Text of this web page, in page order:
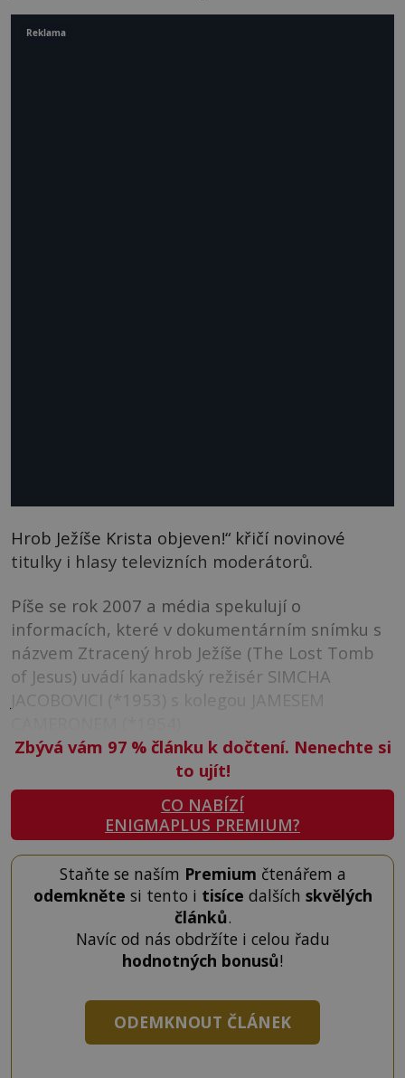
Hrob Ježíše Krista objeven!“ křičí novinové
titulky i hlasy televizních moderátorů.
Píše se rok 2007 a média spekulují o
informacích, které v dokumentárním snímku s
názvem Ztracený hrob Ježíše (The Lost Tomb
of Jesus) uvádí kanadský režisér SIMCHA
JACOBOVICI (*1953) s kolegou JAMESEM
Zbývá vám 97 %článku k dočtení. Nenechte si
to ujít!
CO NABÍZÍ
ENIGMAPLUS PREMIUM?
Staňte se naším Premium čtenářem a
odemkněte si tento i tisíce dalších skvělých
článků.
Navíc od nás obdržíte i celou řadu
hodnotných bonusů!
ODEMKNOUT ČLÁNEK
Reklama